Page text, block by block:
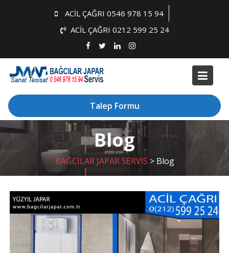
ACİL ÇAĞRI 0546 978 15 94
ACİL ÇAĞRI 0212 599 25 24
Talep Formu
Blog
BAĞCILAR JAPAR SERVİS > Blog